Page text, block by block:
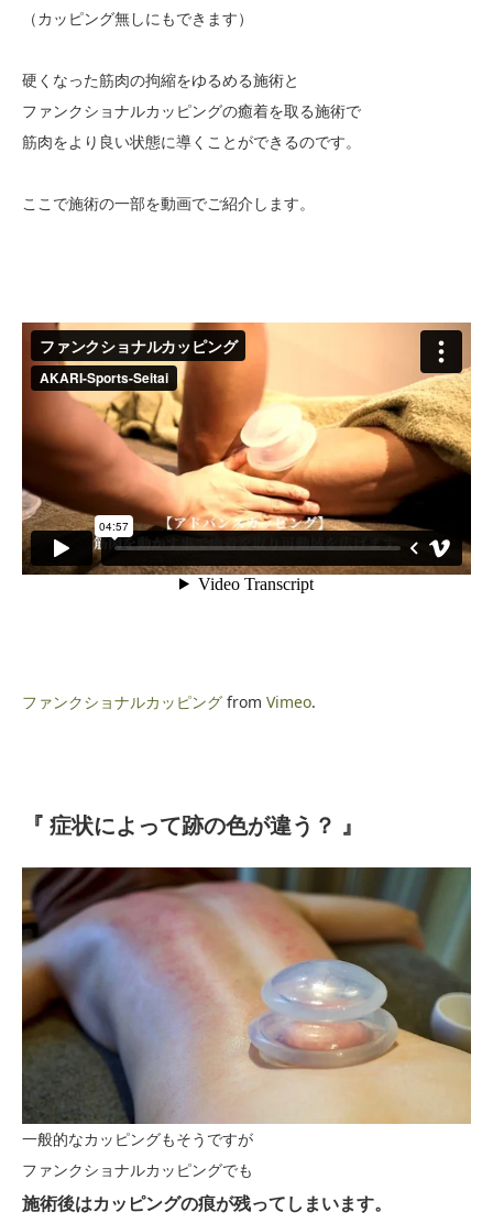
（カッピング無しにもできます）
硬くなった筋肉の拘縮をゆるめる施術と
ファンクショナルカッピングの癒着を取る施術で
筋肉をより良い状態に導くことができるのです。
ここで施術の一部を動画でご紹介します。
ファンクショナルカッピング from Vimeo.
『 症状によって跡の色が違う？ 』
一般的なカッピングもそうですが
ファンクショナルカッピングでも
施術後はカッピングの痕が残ってしまいます。